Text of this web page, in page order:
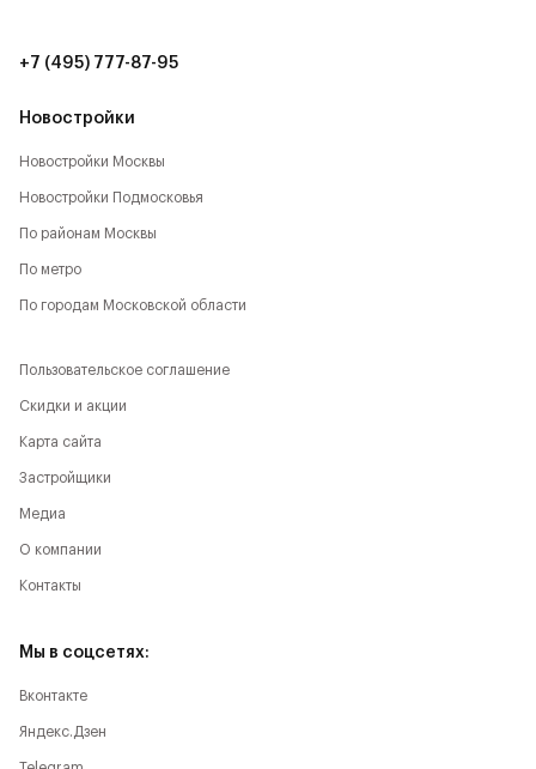
Новостройки
Новостройки Москвы
Новостройки Подмосковья
По районам Москвы
По метро
По городам Московской области
+7 (495) 777-87-95
Пользовательское соглашение
Скидки и акции
Карта сайта
Застройщики
Медиа
О компании
Контакты
Мы в соцсетях:
Вконтакте
Яндекс.Дзен